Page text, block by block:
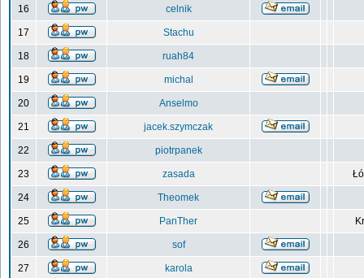
16 celnik
17 Stachu
18 ruah84
19 michal
20 Anselmo
21 jacek.szymczak
22 piotrpanek
23 zasada
24 Theomek
25 PanTher
26 sof
27 karola